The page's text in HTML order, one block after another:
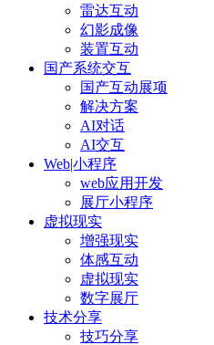
雷达互动
幻影成像
装置互动
国产系统交互
国产互动展项
解决方案
AI对话
AI交互
Web|小程序
web应用开发
展厅小程序
虚拟现实
增强现实
体感互动
虚拟现实
数字展厅
技术分享
技巧分享